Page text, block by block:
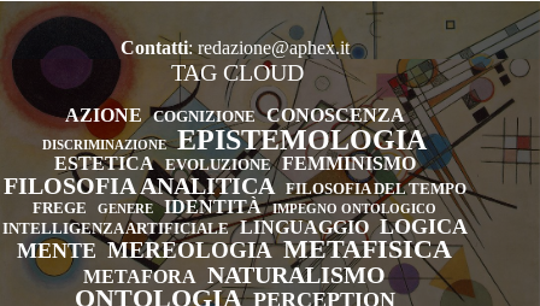
mistero
delle
lingue
impossibili,
Bologna,
Il
Mulino,
2015,
pp.
360.
Contatti:redazione@aphex.it
TAG CLOUD
AZIONE COGNIZIONE CONOSCENZA
DISCRIMINAZIONE EPISTEMOLOGIA
ESTETICA EVOLUZIONE FEMMINISMO
FILOSOFIA ANALITICA
FILOSOFIA DEL TEMPO
FREGE
GENERE IDENTITÀ IMPEGNO ONTOLOGICO
INTELLIGENZA ARTIFICIALE LINGUAGGIO LOGICA
MENTE MEREOLOGIA METAFISICA
METAFORA NATURALISMO
ONTOLOGIA PERCEPTION